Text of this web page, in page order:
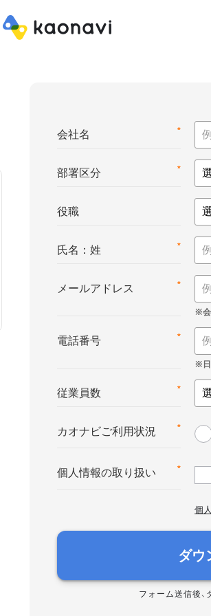
*
会社名
*
部署区分
役職
*
氏名：姓
*
メールアドレス
*
電話番号
*
従業員数
*
カオナビご利用状況
*
個人情報の取り扱い
個
ダウ
フォーム送信後